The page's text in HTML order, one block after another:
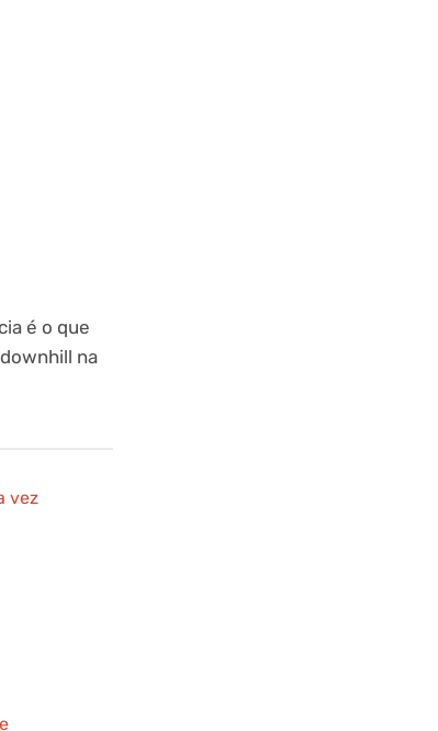
é o que
na
vez